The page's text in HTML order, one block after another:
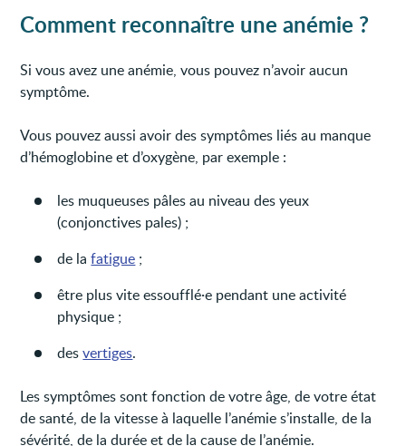
Comment reconnaître une anémie ?
Si vous avez une anémie, vous pouvez n’avoir aucun
symptôme.
Vous pouvez aussi avoir des symptômes liés au manque
d’hémoglobine et d’oxygène, par exemple :
les muqueuses pâles au niveau des yeux
(conjonctives pales) ;
de lafatigue ;
être plus vite essoufflé·e pendant une activité
physique ;
desvertiges.
Les symptômes sont fonction de votre âge, de votre état
de santé, de la vitesse à laquelle l’anémie s’installe, de la
sévérité, de la durée et de la cause de l’anémie.